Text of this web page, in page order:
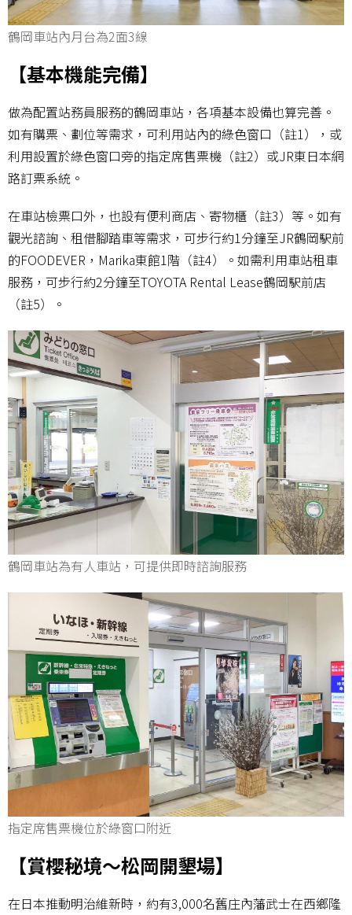
鶴岡車站內月台為2面3線
【基本機能完備】
做為配置站務員服務的鶴岡車站，各項基本設備也算完善。
如有購票、劃位等需求，可利用站內的綠色窗口（註1），或
利用設置於綠色窗口旁的指定席售票機（註2）或JR東日本網
路訂票系統。
在車站檢票口外，也設有便利商店、寄物櫃（註3）等。如有
觀光諮詢、租借腳踏車等需求，可步行約1分鐘至JR鶴岡駅前
的FOODEVER，Marika東館1階（註4）。如需利用車站租車
服務，可步行約2分鐘至TOYOTA Rental Lease鶴岡駅前店
（註5）。
鶴岡車站為有人車站，可提供即時諮詢服務
指定席售票機位於綠窗口附近
【賞櫻秘境～松岡開墾場】
在日本推動明治維新時，約有3,000名舊庄內藩武士在西鄉隆